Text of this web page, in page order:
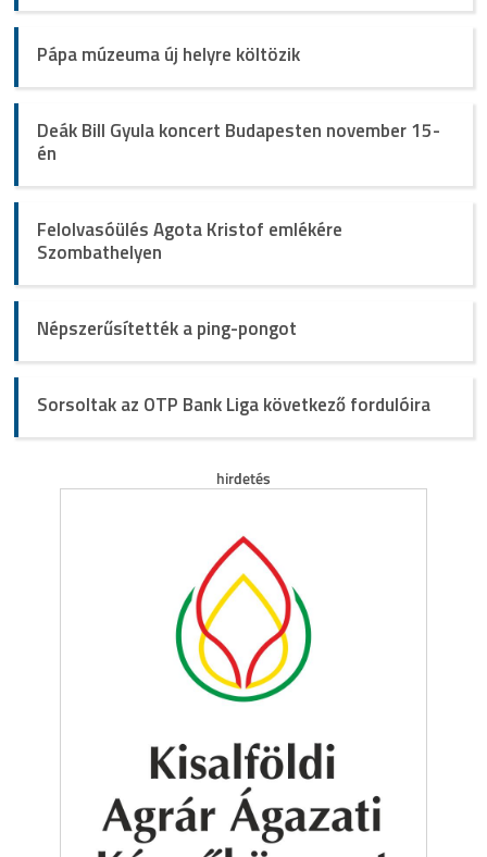
Pápa múzeuma új helyre költözik
Deák Bill Gyula koncert Budapesten november 15-
én
Felolvasóülés Agota Kristof emlékére
Szombathelyen
Népszerűsítették a ping-pongot
Sorsoltak az OTP Bank Liga következő fordulóira